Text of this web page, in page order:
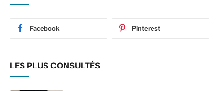
Facebook Pinterest
LES PLUS CONSULTÉS